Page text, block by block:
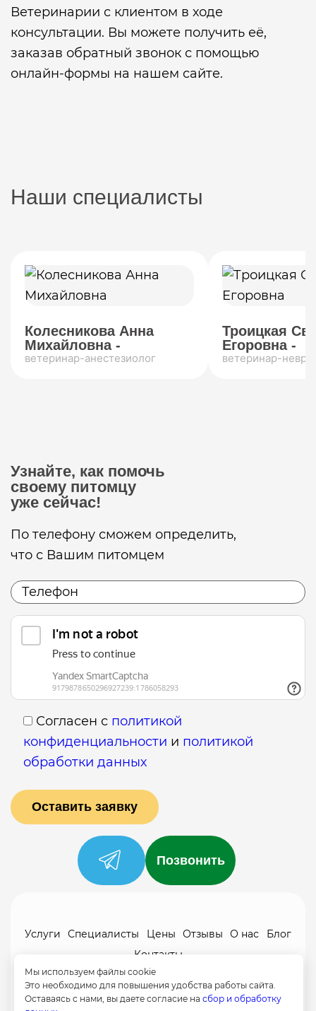
Ветеринарии с клиентом в ходе
консультации. Вы можете получить её,
заказав обратный звонок с помощью
онлайн-формы на нашем сайте.
Наши специалисты
Колесникова Анна
Михайловна -
ветеринар-анестезиолог
Троицкая
Егоровна -
ветеринар-
Узнайте, как помочь
своему питомцу
уже сейчас!
По телефону сможем определить,
что с Вашим питомцем
Согласен с политикой
конфиденциальности и политикой
обработки данных
Мы используем файлы cookie
Это необходимо для повышения удобства работы сайта.
Оставаясь с нами, вы даете согласие на сбор и обработку
Позвонить
Услуги Специалисты Цены Отзывы О нас
Блог
Контакты
Политика конфиденциальности
Согласие на обработку